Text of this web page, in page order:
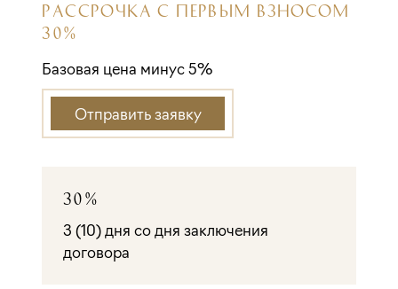
РАССРОЧКА С ПЕРВЫМ ВЗНОСОМ
30%
Базовая цена минус 5%
Отправить заявку
30%
3 (10) дня со дня заключения
договора